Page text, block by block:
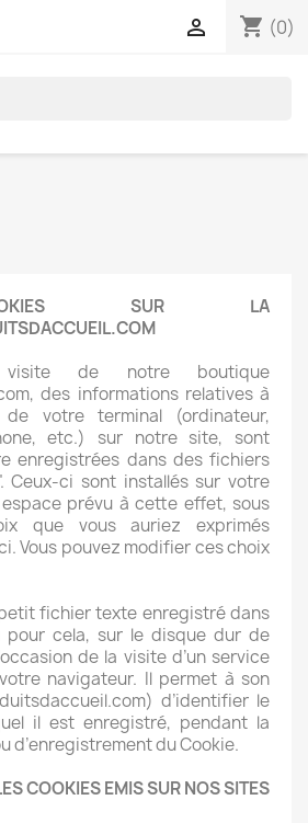
shopping_cart (0)

SUR LA
de notre boutique
des informations relatives à
votre terminal (ordinateur,
etc.) sur notre site, sont
enregistrées dans des fichiers
Ceux-ci sont installés sur votre
prévu à cette effet, sous
que vous auriez exprimés
Vous pouvez modifier ces choix
fichier texte enregistré dans
pour cela, sur le disque dur de
de la visite d’un service
navigateur. Il permet à son
d’identifier le
il est enregistré, pendant la
d’enregistrement du Cookie.
COOKIES EMIS SUR NOS SITES